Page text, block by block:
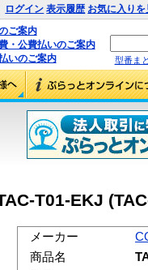
ログイン 表示履歴 お気に入りを
ご案内
・公費払いのご案内
いのご案内
型番ま
T01-EKJ
メーカー
商品名